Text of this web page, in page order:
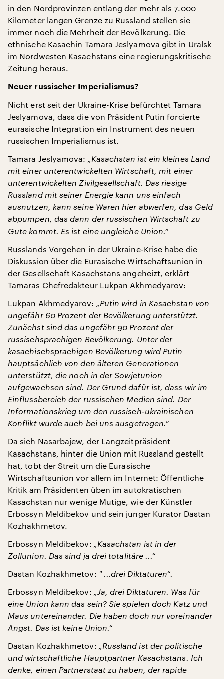
in den Nordprovinzen entlang der mehr als 7.000
Kilometer langen Grenze zu Russland stellen sie
immer noch die Mehrheit der Bevölkerung. Die
ethnische Kasachin Tamara Jeslyamova gibt in Uralsk
im Nordwesten Kasachstans eine regierungskritische
Zeitung heraus.
Neuer russischer Imperialismus?
Nicht erst seit der Ukraine-Krise befürchtet Tamara
Jeslyamova, dass die von Präsident Putin forcierte
eurasische Integration ein Instrument des neuen
russischen Imperialismus ist.
Tamara Jeslyamova: „Kasachstan ist ein kleines Land
mit einer unterentwickelten Wirtschaft, mit einer
unterentwickelten Zivilgesellschaft. Das riesige
Russland mit seiner Energie kann uns einfach
ausnutzen, kann seine Waren hier abwerfen, das Geld
abpumpen, das dann der russischen Wirtschaft zu
Gute kommt. Es ist eine ungleiche Union.“
Russlands Vorgehen in der Ukraine-Krise habe die
Diskussion über die Eurasische Wirtschaftsunion in
der Gesellschaft Kasachstans angeheizt, erklärt
Tamaras Chefredakteur Lukpan Akhmedyarov:
Lukpan Akhmedyarov: „Putin wird in Kasachstan von
ungefähr 60 Prozent der Bevölkerung unterstützt.
Zunächst sind das ungefähr 90 Prozent der
russischsprachigen Bevölkerung. Unter der
kasachischsprachigen Bevölkerung wird Putin
hauptsächlich von den älteren Generationen
unterstützt, die noch in der Sowjetunion
aufgewachsen sind. Der Grund dafür ist, dass wir im
Einflussbereich der russischen Medien sind. Der
Informationskrieg um den russisch-ukrainischen
Konflikt wurde auch bei uns ausgetragen.“
Da sich Nasarbajew, der Langzeitpräsident
Kasachstans, hinter die Union mit Russland gestellt
hat, tobt der Streit um die Eurasische
Wirtschaftsunion vor allem im Internet: Öffentliche
Kritik am Präsidenten üben im autokratischen
Kasachstan nur wenige Mutige, wie der Künstler
Erbossyn Meldibekov und sein junger Kurator Dastan
Kozhakhmetov.
Erbossyn Meldibekov: „Kasachstan ist in der
Zollunion. Das sind ja drei totalitäre ...“
Dastan Kozhakhmetov: " ...drei Diktaturen“.
Erbossyn Meldibekov: „Ja, drei Diktaturen. Was für
eine Union kann das sein? Sie spielen doch Katz und
Maus untereinander. Die haben doch nur voreinander
Angst. Das ist keine Union.“
Dastan Kozhakhmetov: „Russland ist der politische
und wirtschaftliche Hauptpartner Kasachstans. Ich
denke, einen Partnerstaat zu haben, der rapide